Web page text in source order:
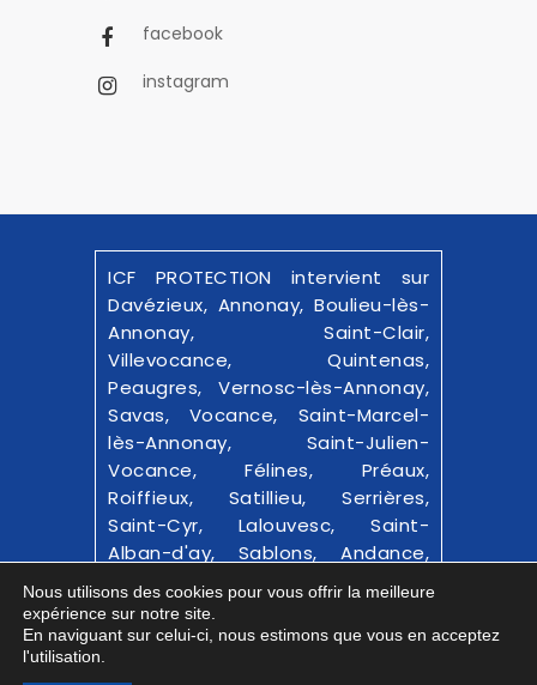
facebook
instagram
ICF PROTECTION intervient sur
Davézieux, Annonay, Boulieu-lès-
Annonay, Saint-Clair,
Villevocance, Quintenas,
Peaugres, Vernosc-lès-Annonay,
Savas, Vocance, Saint-Marcel-
lès-Annonay, Saint-Julien-
Vocance, Félines, Préaux,
Roiffieux, Satillieu, Serrières,
Saint-Cyr, Lalouvesc, Saint-
Alban-d'ay, Sablons, Andance,
Bourg-Argental et alentours.
© 2025-26 ICF PROTECTION
Confidentialité
Nous utilisons des cookies pour vous offrir la meilleure
expérience sur notre site.
En naviguant sur celui-ci, nous estimons que vous en acceptez
l'utilisation.